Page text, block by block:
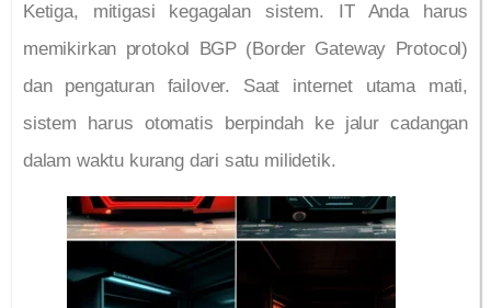
Ketiga, mitigasi kegagalan sistem. IT Anda harus
memikirkan protokol BGP (Border Gateway Protocol)
dan pengaturan failover. Saat internet utama mati,
sistem harus otomatis berpindah ke jalur cadangan
dalam waktu kurang dari satu milidetik.